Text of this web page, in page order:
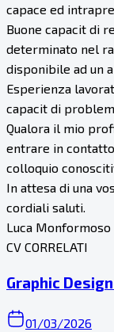
capace ed
Buone capacit di
determinato nel
disponibile ad un
Esperienza
capacit di
Qualora il mio
entrare in
colloquio
In attesa di una
cordiali saluti.
Luca Monformoso
CV CORRELATI
Graphic
01/03/2026